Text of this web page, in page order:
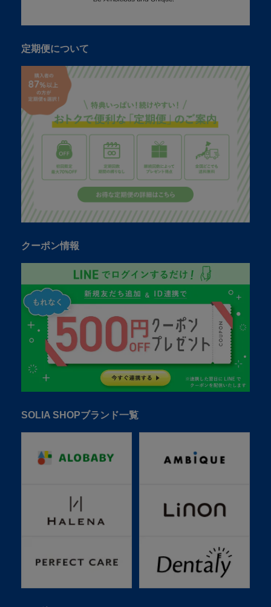
定期便について
クーポン情報
SOLIA SHOPブランド一覧